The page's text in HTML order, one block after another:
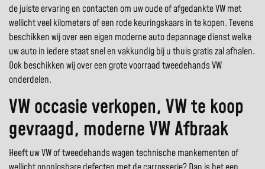
de juiste ervaring en contacten om uw oude of afgedankte VW met
wellicht veel kilometers of een rode keuringskaars in te kopen. Tevens
beschikken wij over een eigen moderne auto depannage dienst welke
uw auto in iedere staat snel en vakkundig bij u thuis gratis zal afhalen.
Ook beschikken wij over een grote voorraad tweedehands VW
onderdelen.
VW occasie verkopen, VW te koop
gevraagd, moderne VW Afbraak
Heeft uw VW of tweedehands wagen technische mankementen of